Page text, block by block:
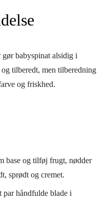
babyspinat alsidig i
tilberedt, men tilberedning
og friskhed.
base og tilføj frugt, nødder
sprødt og cremet.
håndfulde blade i